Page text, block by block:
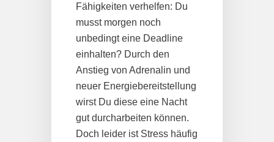
Fähigkeiten verhelfen: Du
musst morgen noch
unbedingt eine Deadline
einhalten? Durch den
Anstieg von Adrenalin und
neuer Energiebereitstellung
wirst Du diese eine Nacht
gut durcharbeiten können.
Doch leider ist Stress häufig